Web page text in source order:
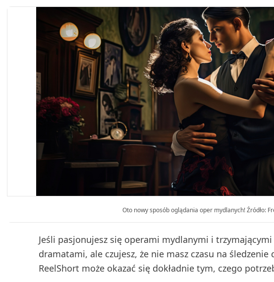
Oto nowy sposób oglądania oper mydlanych! Źródło:
Jeśli pasjonujesz się operami mydlanymi i
dramatami, ale czujesz, że nie masz czasu na śledzenie
ReelShort może okazać się dokładnie tym, czego